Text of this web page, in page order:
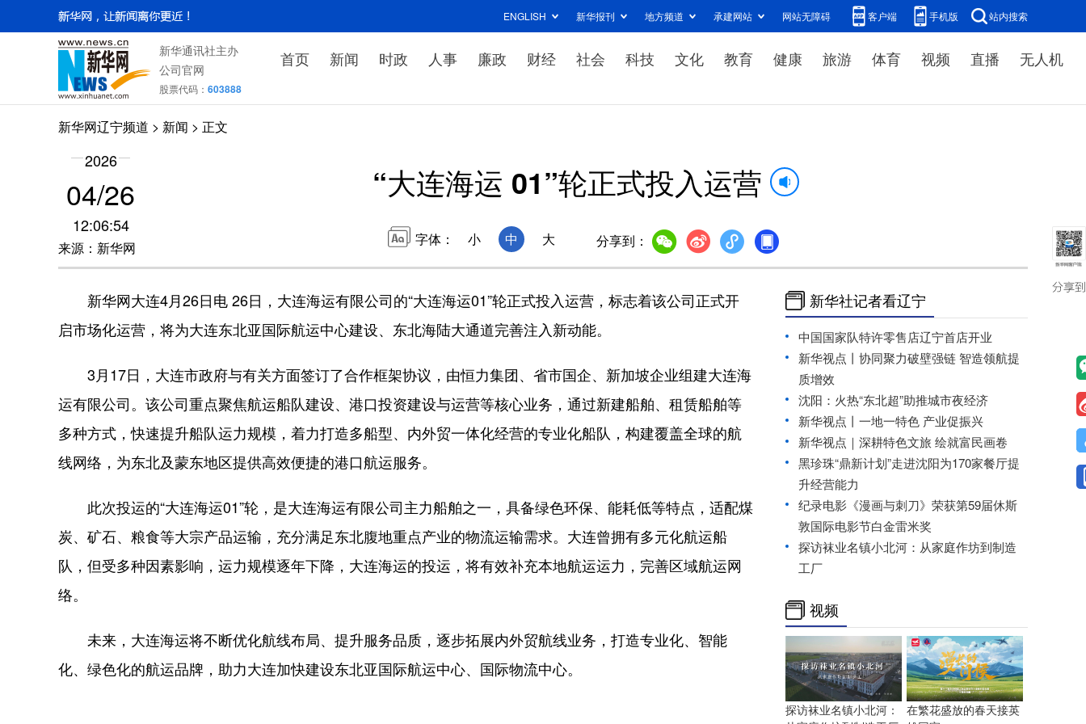
ENGLISH 新华报刊 地方频道 承建网站 网站无障碍 客户端 手机版 站内搜索
新华通讯社主办
公司官网
股票代码： 603888
首页 新闻 时政 人事 廉政 财经 社会 科技 文化 教育 健康 旅游 体育 视频 直播 无人机
新华网辽宁频道 > 新闻 > 正文
2026
04/26
12:06:54
来源：新华网
“大连海运 01”轮正式投入运营
字体： 小 中 大 分享到：
新华网大连4月26日电 26日，大连海运有限公司的“大连海运01”轮正式投入运营，标志着该公司正式开
启市场化运营，将为大连东北亚国际航运中心建设、东北海陆大通道完善注入新动能。
3月17日，大连市政府与有关方面签订了合作框架协议，由恒力集团、省市国企、新加坡企业组建大连海
运有限公司。该公司重点聚焦航运船队建设、港口投资建设与运营等核心业务，通过新建船舶、租赁船舶等
多种方式，快速提升船队运力规模，着力打造多船型、内外贸一体化经营的专业化船队，构建覆盖全球的航
线网络，为东北及蒙东地区提供高效便捷的港口航运服务。
此次投运的“大连海运01”轮，是大连海运有限公司主力船舶之一，具备绿色环保、能耗低等特点，适配煤
炭、矿石、粮食等大宗产品运输，充分满足东北腹地重点产业的物流运输需求。大连曾拥有多元化航运船
队，但受多种因素影响，运力规模逐年下降，大连海运的投运，将有效补充本地航运运力，完善区域航运网
络。
未来，大连海运将不断优化航线布局、提升服务品质，逐步拓展内外贸航线业务，打造专业化、智能
化、绿色化的航运品牌，助力大连加快建设东北亚国际航运中心、国际物流中心。
新华社记者看辽宁
中国国家队特许零售店辽宁首店开业
新华视点丨协同聚力破壁强链 智造领航提
质增效
沈阳：火热“东北超”助推城市夜经济
新华视点丨一地一特色 产业促振兴
新华视点｜深耕特色文旅 绘就富民画卷
黑珍珠“鼎新计划”走进沈阳为170家餐厅提
升经营能力
纪录电影《漫画与刺刀》荣获第59届休斯
敦国际电影节白金雷米奖
探访袜业名镇小北河：从家庭作坊到制造
工厂
视频
探访袜业名镇小北河：
在繁花盛放的春天接英